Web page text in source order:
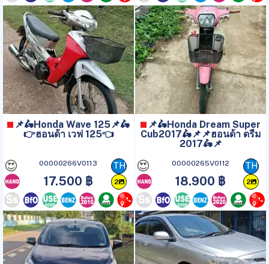
📌🛵Honda Wave 125📌🛵
👉ฮอนด้า เวฟ 125👈
😍 00000266V0113
17.500 ฿
TH
2
📌🛵Honda Dream Super
Cub2017🛵📌📌ฮอนด้า ดรีม
2017🛵📌
😍 00000265V0112
18.900 ฿
TH
2